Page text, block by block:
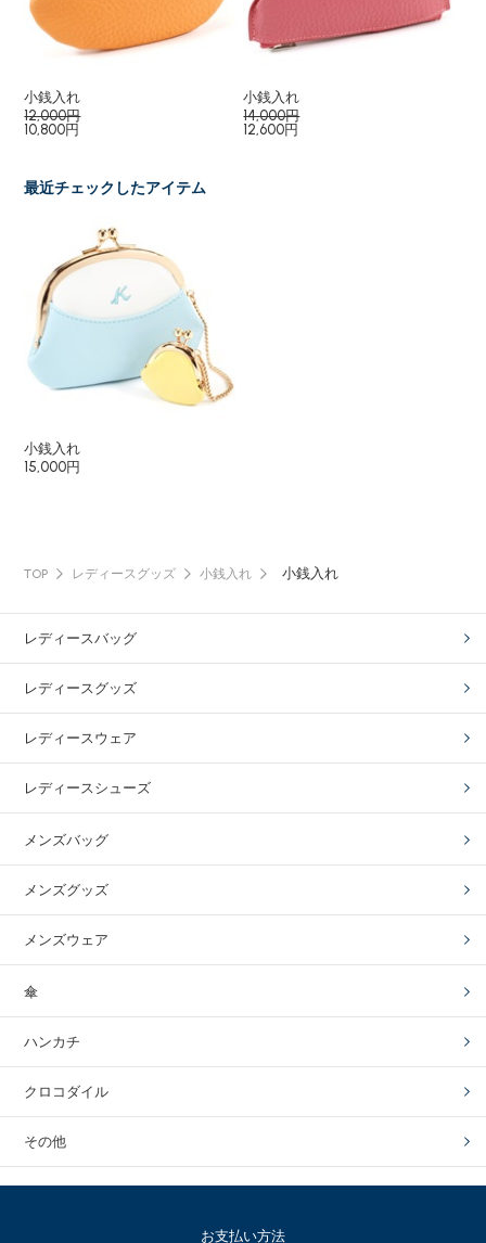
小銭入れ
12,000円
10,800円
小銭入れ
14,000円
12,600円
最近チェックしたアイテム
小銭入れ
15,000円
TOP レディースグッズ 小銭入れ 小銭入れ
レディースバッグ
レディースグッズ
レディースウェア
レディースシューズ
メンズバッグ
メンズグッズ
メンズウェア
傘
ハンカチ
クロコダイル
その他
お支払い方法